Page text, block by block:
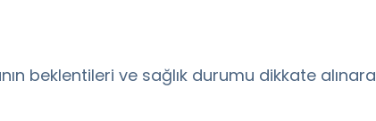
beklentileri ve sağlık durumu dikkate